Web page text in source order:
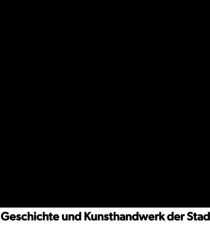
und Kunsthandwerk der